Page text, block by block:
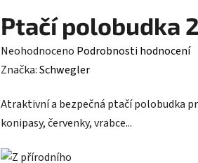
Ptačí polobudka
Průměrné
hodnocení
je
0,0
z
Neohodnoceno Podrobnosti hodnocení
Značka:Schwegler
Atraktivní a bezpečná ptačí polobudka
konipasy, červenky, vrabce...